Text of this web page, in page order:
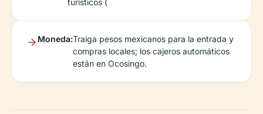
turísticos (
Moneda:Traiga pesos mexicanos para la entrada y
compras locales; los cajeros automáticos
están en Ocosingo.